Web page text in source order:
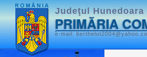
Judeţul Hunedoara
PRIMĂRIA
e-mail: